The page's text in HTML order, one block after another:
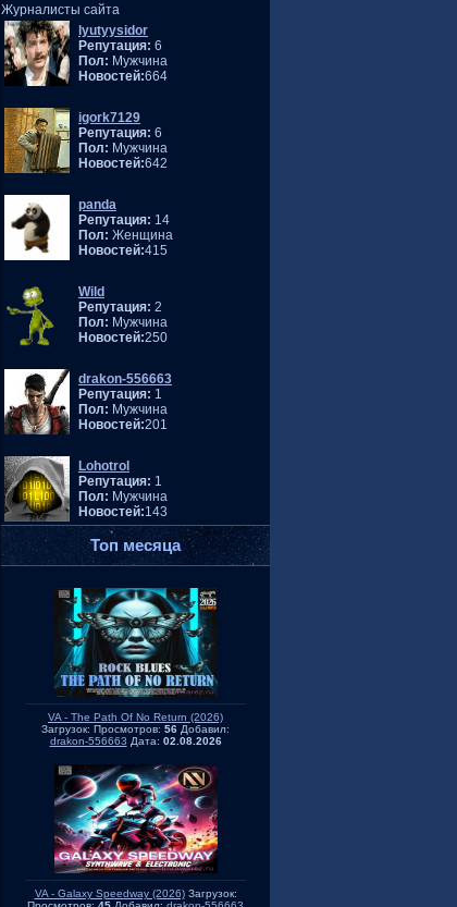
Журналисты сайта
lyutyysidor
Репутация: 6
Пол: Мужчина
Новостей:664
igork7129
Репутация: 6
Пол: Мужчина
Новостей:642
panda
Репутация: 14
Пол: Женщина
Новостей:415
Wild
Репутация: 2
Пол: Мужчина
Новостей:250
drakon-556663
Репутация: 1
Пол: Мужчина
Новостей:201
Lohotrol
Репутация: 1
Пол: Мужчина
Новостей:143
Топ месяца
VA - The Path Of No Return (2026)
Загрузок: Просмотров: 56 Добавил:
drakon-556663 Дата: 02.08.2026
VA - Galaxy Speedway (2026)Загрузок: